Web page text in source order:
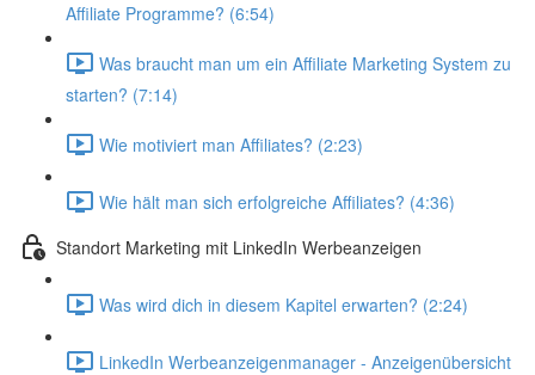
Affiliate Programme? (6:54)
Was braucht man um ein Affiliate Marketing System zu
starten? (7:14)
Wie motiviert man Affiliates? (2:23)
Wie hält man sich erfolgreiche Affiliates? (4:36)
Standort Marketing mit LinkedIn Werbeanzeigen
Was wird dich in diesem Kapitel erwarten? (2:24)
LinkedIn Werbeanzeigenmanager - Anzeigenübersicht